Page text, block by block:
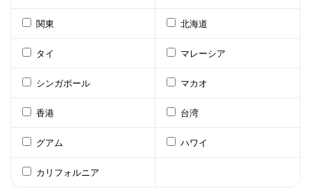
関東 北海道
タイ マレーシア
シンガポール マカオ
香港 台湾
グアム ハワイ
カリフォルニア